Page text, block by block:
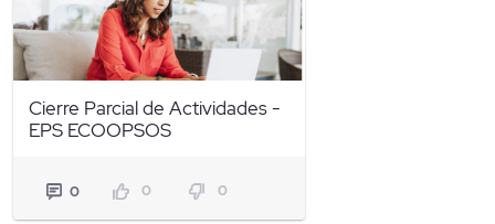
Cierre Parcial de Actividades -
EPS ECOOPSOS
0 0 0